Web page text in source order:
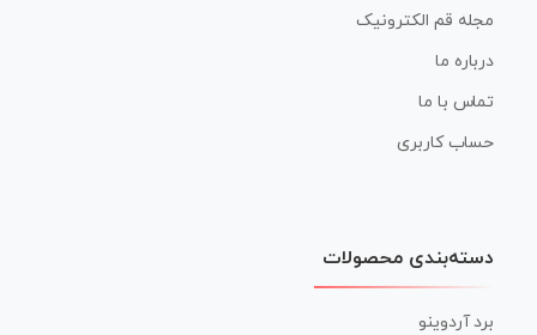
مجله قم الکترونیک
درباره ما
تماس با ما
حساب کاربری
دسته‌بندی محصولات
برد آردوینو